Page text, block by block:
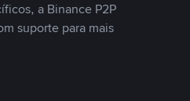
a Binance P2P
suporte para mais